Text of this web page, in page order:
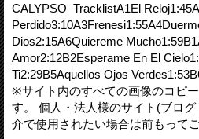
CALYPSO TracklistA1El
Dios2:15A6Quiereme
Amor2:12B2Esperame En El
Ti2:29B5Aquellos Ojos
※サイト内のすべての画像のコピ
す。 個人・法人様のサイト(ブロ
介で使用されたい場合は前もっ